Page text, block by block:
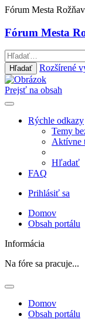
Fórum Mesta
Fórum Mesta
Hľadať Rozšírené
Prejsť na obsah
Rýchle odkazy
Temy
Aktívne
Hľadať
FAQ
Prihlásiť sa
Domov
Obsah portálu
Informácia
Na fóre sa pracuje...
Domov
Obsah portálu